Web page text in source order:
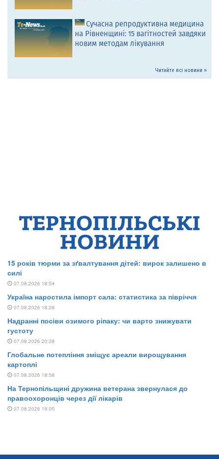
Сучасна репродуктивна медицина
на Рівненщині: 15 вагітностей завдяки
новим методам лікування
Читайте всі новини »